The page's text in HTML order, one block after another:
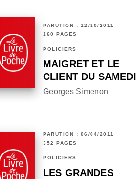
PARUTION : 12/10/2011
160 PAGES
POLICIERS
MAIGRET ET LE
CLIENT DU SAMEDI
Georges Simenon
PARUTION : 06/04/2011
352 PAGES
POLICIERS
LES GRANDES